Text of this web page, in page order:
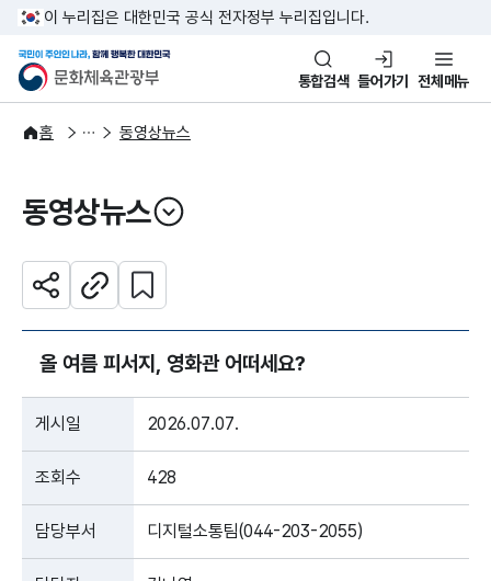
본문 바로가기
주메뉴 바로가기
이 누리집은 대한민국 공식 전자정부 누리집입니다.
문화체육관광부
국민이 주인인 나라, 함께 행복
통합검색 들어가기 전체메뉴
홈
알림·소식
보도·뉴스 동영상뉴스
동영상뉴스
열기
공유하기주소복사
관심 콘텐츠 설정하기
올 여름 피서지, 영화관 어떠세요?
게시일 2026.07.07.
조회수 428
담당부서 디지털소통팀(044-203-2055)